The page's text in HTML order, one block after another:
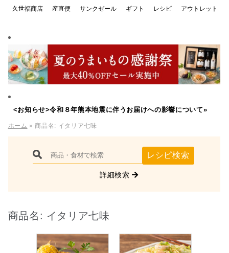
久世福商店 産直便 サンクゼール ギフト レシピ アウトレット
<お知らせ>令和８年熊本地震に伴うお届けへの影響について»
ホーム » 商品名: イタリア七味
レシピ検索
詳細検索
商品名: イタリア七味